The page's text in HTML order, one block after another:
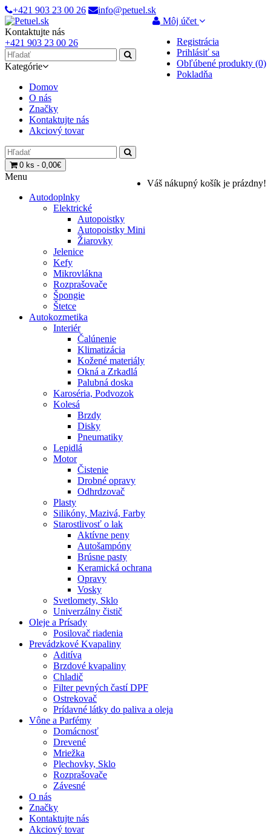
+421 903 23 00 26
info@petuel.sk
Môj účet
Registrácia
Prihlásiť sa
Obľúbené produkty (0)
Pokladňa
Kontaktujte nás
+421 903 23 00 26
Kategórie
Domov
O nás
Značky
Kontaktujte nás
Akciový tovar
0 ks - 0,00€
Váš nákupný košík je prázdny!
Menu
Autodoplnky
Elektrické
Autopoistky
Autopoistky Mini
Žiarovky
Jelenice
Kefy
Mikrovlákna
Rozprašovače
Špongie
Štetce
Autokozmetika
Interiér
Čalúnenie
Klimatizácia
Kožené materiály
Okná a Zrkadlá
Palubná doska
Karoséria, Podvozok
Kolesá
Brzdy
Disky
Pneumatiky
Lepidlá
Motor
Čistenie
Drobné opravy
Odhrdzovač
Plasty
Silikóny, Mazivá, Farby
Starostlivosť o lak
Aktívne peny
Autošampóny
Brúsne pasty
Keramická ochrana
Opravy
Vosky
Svetlomety, Sklo
Univerzálny čistič
Oleje a Prísady
Posilovač riadenia
Prevádzkové Kvapaliny
Aditíva
Brzdové kvapaliny
Chladič
Filter pevných častí DPF
Ostrekovač
Prídavné látky do paliva a oleja
Vône a Parfémy
Domácnosť
Drevené
Mriežka
Plechovky, Sklo
Rozprašovače
Závesné
O nás
Značky
Kontaktujte nás
Akciový tovar